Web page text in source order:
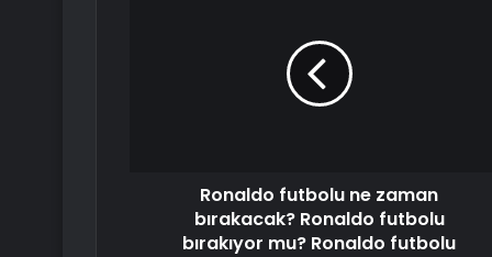
Ronaldo futbolu ne zaman
bırakacak? Ronaldo futbolu
bırakıyor mu? Ronaldo futbolu